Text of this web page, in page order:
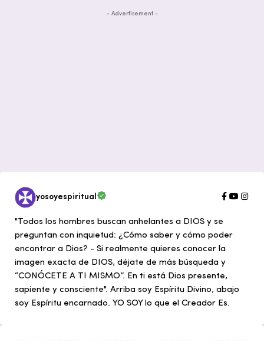
- Advertisement -
yosoyespiritual
"Todos los hombres buscan anhelantes a DIOS y se
preguntan con inquietud: ¿Cómo saber y cómo poder
encontrar a Dios? - Si realmente quieres conocer la
imagen exacta de DIOS, déjate de más búsqueda y
“CONÓCETE A TI MISMO”. En ti está Dios presente,
sapiente y consciente". Arriba soy Espíritu Divino, abajo
soy Espíritu encarnado. YO SOY lo que el Creador Es.